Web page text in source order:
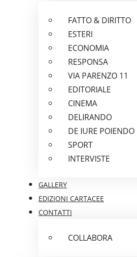
FATTO & DIRITTO
ESTERI
ECONOMIA
RESPONSA
VIA PARENZO 11
EDITORIALE
CINEMA
DELIRANDO
DE IURE POIENDO
SPORT
INTERVISTE
GALLERY
EDIZIONI CARTACEE
CONTATTI
COLLABORA